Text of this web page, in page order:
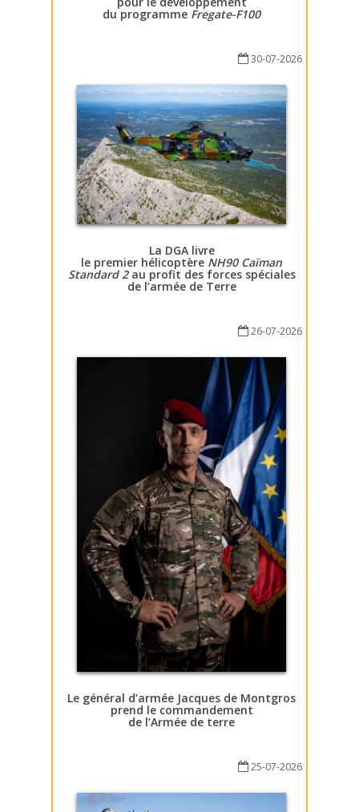
du programme Fregate-F100
30-07-2026
La DGA livre
le premier hélicoptère NH90 Caïman
Standard 2au profit des forces spéciales
de l’armée de Terre
26-07-2026
Le général d’armée Jacques de Montgros
prend le commandement
de l’Armée de terre
25-07-2026